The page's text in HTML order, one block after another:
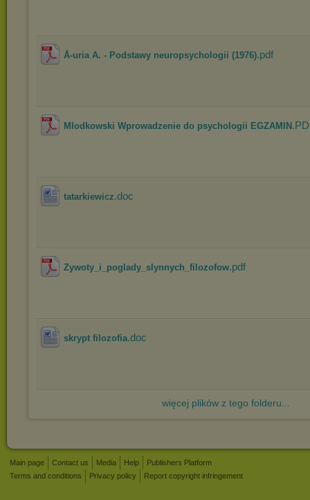
Å-uria A. - Podstawy neuropsychologii (1976).pdf
Mlodkowski Wprowadzenie do psychologii EGZAMIN
tatarkiewicz.doc
Zywoty_i_poglady_slynnych_filozofow.pdf
skrypt filozofia.doc
więcej plików z tego folderu...
Main page Contact us Media Help
Publishers Platform
Terms and conditions
Privacy policy Report copyright infringement